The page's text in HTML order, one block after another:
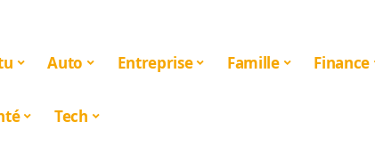
Auto Entreprise Famille Finance
Tech